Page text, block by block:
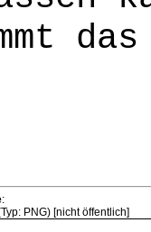
:
PNG) [nicht öffentlich]